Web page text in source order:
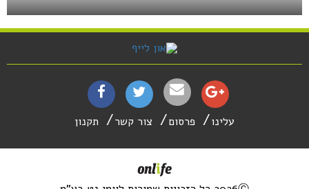
עלינו פרסום צור קשר תקנון